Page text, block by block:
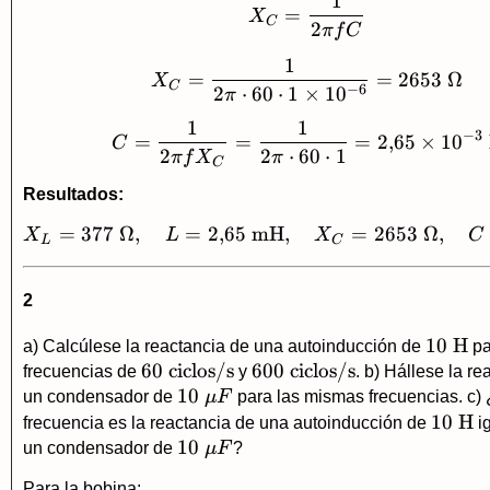
XC =
2πfC
XC =
2π ⋅ 60 ⋅ 1 × 10−6
1
= 2653 Ω
C=\frac{1}{2\pi
C =
2πfXC
1
=
2π ⋅ 60 ⋅ 1
1
= 2,65 × 10−3
Resultados:
X_L=377\
X L = 377 Ω, L = 2,65 mH, XC = 2653 Ω, C
2
a) Calcúlese la reactancia de una autoinducción de 10\
10 H
frecuencias de 60\
\text{ciclos/s}
60 ciclos/s y 600\
\text{ciclos/s}
600 ciclos/s. b) Hállese la
un condensador de 10\
\mu
F
10 μF para las mismas frecuencias. c)
frecuencia es la reactancia de una autoinducción de 10\
10 H
un condensador de 10\
10 μF ?